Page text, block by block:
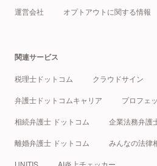
運営会社 オプトアウトに関する情報
関連サービス
税理士ドットコム クラウドサイン
弁護士ドットコムキャリア プロフェ
相続弁護士 ドットコム 企業法務弁護
離婚弁護士 ドットコム みんなの法律